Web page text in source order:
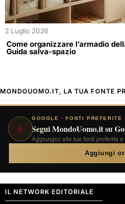
2 Luglio 2026
Come organizzare l’armadio
Guida salva-spazio
MONDOUOMO.IT, LA TUA FONTE
⭐
GOOGLE · FONTI PREFERITE
Segui MondoUomo.it su
Aggiungici alle tue fonti preferite
Aggiungi
IL NETWORK EDITORIALE